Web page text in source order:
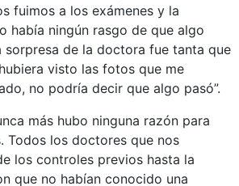
fuimos a los exámenes y la
había ningún rasgo de que algo
sorpresa de la doctora fue tanta que
visto las fotos que me
no podría decir que algo pasó”.
más hubo ninguna razón para
Todos los doctores que nos
los controles previos hasta la
que no habían conocido una